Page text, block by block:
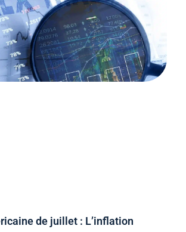
de juillet : L’inflation